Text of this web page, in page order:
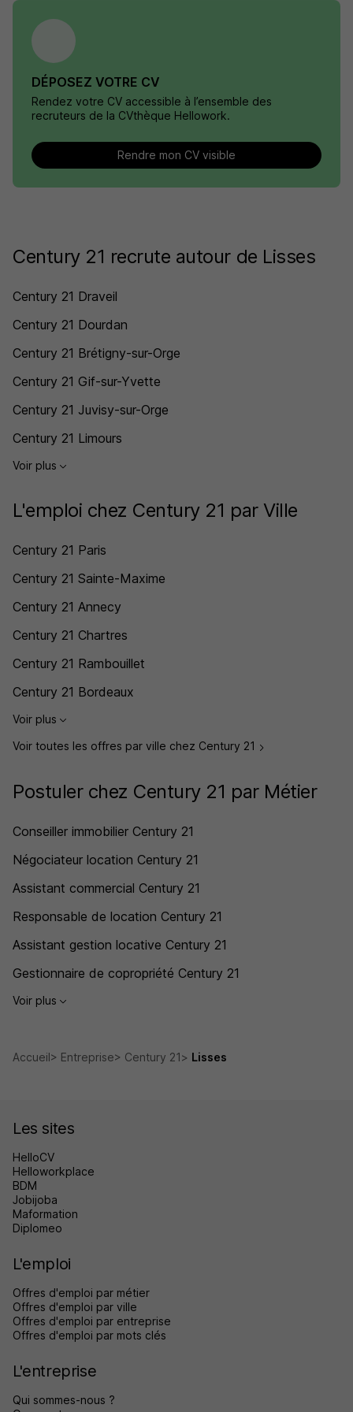
DÉPOSEZ VOTRE CV
Rendez votre CV accessible à l’ensemble des
recruteurs de la CVthèque Hellowork.
Rendre mon CV visible
Century 21 recrute autour de Lisses
Century 21 Draveil
Century 21 Dourdan
Century 21 Brétigny-sur-Orge
Century 21 Gif-sur-Yvette
Century 21 Juvisy-sur-Orge
Century 21 Limours
Voir plus
L'emploi chez Century 21 par Ville
Century 21 Paris
Century 21 Sainte-Maxime
Century 21 Annecy
Century 21 Chartres
Century 21 Rambouillet
Century 21 Bordeaux
Voir plus
Voir toutes les offres par ville chez Century 21
Postuler chez Century 21 par Métier
Conseiller immobilier Century 21
Négociateur location Century 21
Assistant commercial Century 21
Responsable de location Century 21
Assistant gestion locative Century 21
Gestionnaire de copropriété Century 21
Voir plus
Accueil Entreprise Century 21 Lisses
Les sites
HelloCV
Helloworkplace
BDM
Jobijoba
Maformation
Diplomeo
L'emploi
Offres d'emploi par métier
Offres d'emploi par ville
Offres d'emploi par entreprise
Offres d'emploi par mots clés
L'entreprise
Qui sommes-nous ?